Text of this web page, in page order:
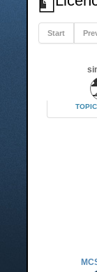
Start